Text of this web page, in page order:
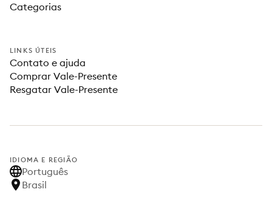
Categorias
LINKS ÚTEIS
Contato e ajuda
Comprar Vale-Presente
Resgatar Vale-Presente
IDIOMA E REGIÃO
Português
Brasil